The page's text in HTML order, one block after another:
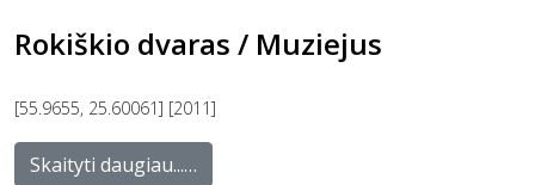
Rokiškio dvaras / Muziejus
[55.9655, 25.60061] [2011]
Skaityti daugiau...…